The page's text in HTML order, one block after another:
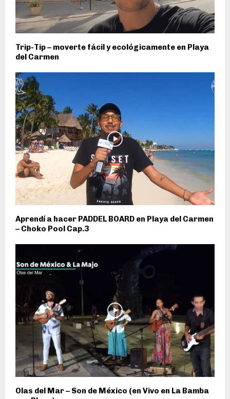
Trip-Tip – moverte fácil y ecológicamente en Playa
del Carmen
Aprendí a hacer PADDEL BOARD en Playa del Carmen
– Choko Pool Cap.3
Olas del Mar – Son de México (en Vivo en La Bamba